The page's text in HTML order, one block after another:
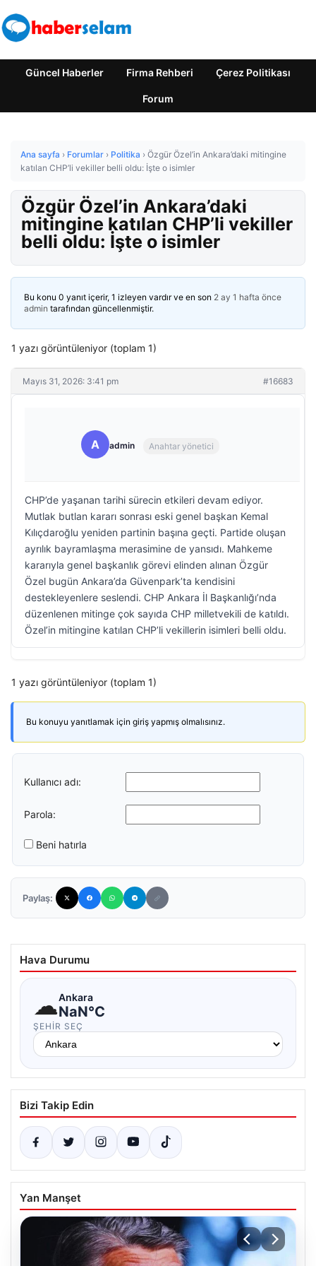
Güncel Haberler Firma Rehberi Çerez Politikası
Forum
Ana sayfa › Forumlar › Politika › Özgür Özel’in Ankara’daki mitingine
katılan CHP’li vekiller belli oldu: İşte o isimler
Özgür Özel’in Ankara’daki
mitingine katılan CHP’li vekiller
belli oldu: İşte o isimler
Bu konu 0 yanıt içerir, 1 izleyen vardır ve en son 2 ay 1 hafta önce
admin tarafından güncellenmiştir.
1 yazı görüntüleniyor (toplam 1)
Mayıs 31, 2026: 3:41 pm #16683
A admin Anahtar yönetici
CHP’de yaşanan tarihi sürecin etkileri devam ediyor.
Mutlak butlan kararı sonrası eski genel başkan Kemal
Kılıçdaroğlu yeniden partinin başına geçti. Partide oluşan
ayrılık bayramlaşma merasimine de yansıdı. Mahkeme
kararıyla genel başkanlık görevi elinden alınan Özgür
Özel bugün Ankara’da Güvenpark’ta kendisini
destekleyenlere seslendi. CHP Ankara İl Başkanlığı’nda
düzenlenen mitinge çok sayıda CHP milletvekili de katıldı.
Özel’in mitingine katılan CHP’li vekillerin isimleri belli oldu.
1 yazı görüntüleniyor (toplam 1)
Bu konuyu yanıtlamak için giriş yapmış olmalısınız.
Kullanıcı adı:
Parola:
Beni hatırla
Paylaş:
Hava Durumu
☁Ankara
NaN°C
ŞEHIR SEÇ
Bizi Takip Edin
Yan Manşet